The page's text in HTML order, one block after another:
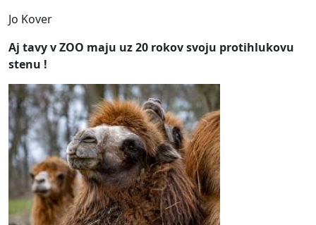
Jo Kover
Aj tavy v ZOO maju uz 20 rokov svoju protihlukovu
stenu !